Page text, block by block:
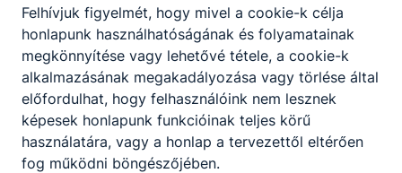
é
z
m
é
n
y
b
e
Felhívjuk figyelmét, hogy mivel a cookie-k célja
honlapunk használhatóságának és folyamatainak
megkönnyítése vagy lehetővé tétele, a cookie-k
alkalmazásának megakadályozása vagy törlése által
előfordulhat, hogy felhasználóink nem lesznek
képesek honlapunk funkcióinak teljes körű
használatára, vagy a honlap a tervezettől eltérően
fog működni böngészőjében.